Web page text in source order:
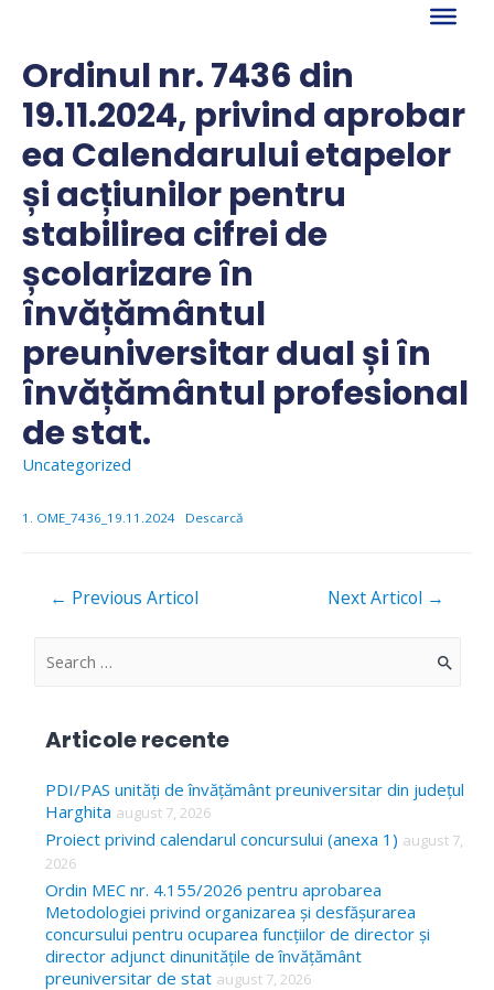
contentOrdinul nr. 7436 din
19.11.2024, privind aprobar
ea Calendarului etapelor
și acțiunilor pentru
stabilirea cifrei de
școlarizare în
învățământul
preuniversitar dual și în
învățământul profesional
de stat.
Uncategorized
1. OME_7436_19.11.2024 Descarcă
Navigare
← Previous Articol Next Articol →
S
c
h
f
o
r
Articole recente
PDI/PAS unități de învățământ preuniversitar din județul
Harghita august 7, 2026
Proiect privind calendarul concursului (anexa 1) august 7,
2026
Ordin MEC nr. 4.155/2026 pentru aprobarea
Metodologiei privind organizarea și desfășurarea
concursului pentru ocuparea funcțiilor de director și
director adjunct dinunitățile de învățământ
preuniversitar de stat august 7, 2026